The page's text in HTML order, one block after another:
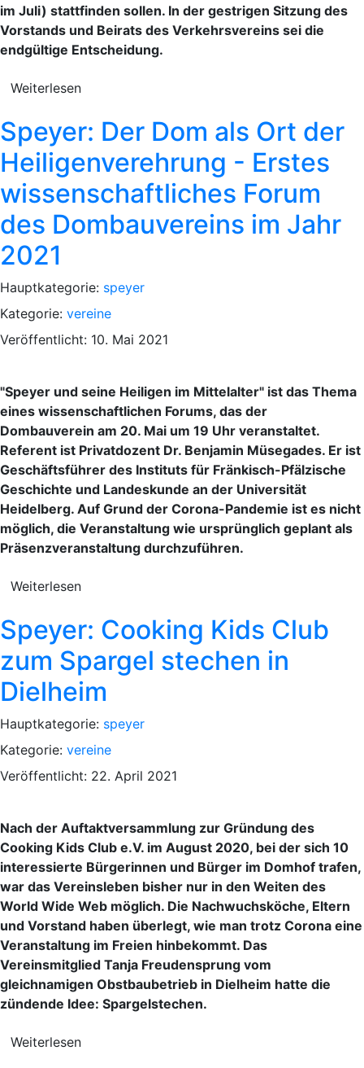
im Juli) stattfinden sollen. In der gestrigen Sitzung des
Vorstands und Beirats des Verkehrsvereins sei die
endgültige Entscheidung.
Weiterlesen
Speyer: Der Dom als Ort der
Heiligenverehrung - Erstes
wissenschaftliches Forum
des Dombauvereins im Jahr
2021
Hauptkategorie: speyer
Kategorie: vereine
Veröffentlicht: 10. Mai 2021
"Speyer und seine Heiligen im Mittelalter" ist das Thema
eines wissenschaftlichen Forums, das der
Dombauverein am 20. Mai um 19 Uhr veranstaltet.
Referent ist Privatdozent Dr. Benjamin Müsegades. Er ist
Geschäftsführer des Instituts für Fränkisch-Pfälzische
Geschichte und Landeskunde an der Universität
Heidelberg. Auf Grund der Corona-Pandemie ist es nicht
möglich, die Veranstaltung wie ursprünglich geplant als
Präsenzveranstaltung durchzuführen.
Weiterlesen
Speyer: Cooking Kids Club
zum Spargel stechen in
Dielheim
Hauptkategorie: speyer
Kategorie: vereine
Veröffentlicht: 22. April 2021
Nach der Auftaktversammlung zur Gründung des
Cooking Kids Club e.V. im August 2020, bei der sich 10
interessierte Bürgerinnen und Bürger im Domhof trafen,
war das Vereinsleben bisher nur in den Weiten des
World Wide Web möglich. Die Nachwuchsköche, Eltern
und Vorstand haben überlegt, wie man trotz Corona eine
Veranstaltung im Freien hinbekommt. Das
Vereinsmitglied Tanja Freudensprung vom
gleichnamigen Obstbaubetrieb in Dielheim hatte die
zündende Idee: Spargelstechen.
Weiterlesen